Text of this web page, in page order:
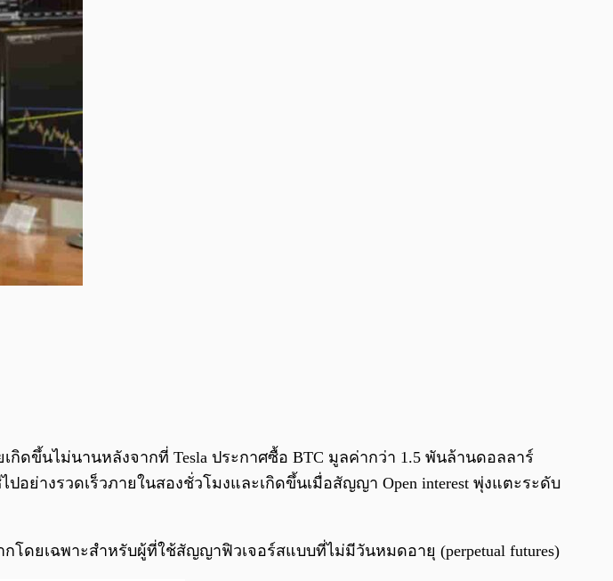
0:00
ดขึ้นไม่นานหลังจากที่ Tesla ประกาศซื้อ BTC มูลค่ากว่า 1.5 พันล้านดอลลาร์
ย่างรวดเร็วภายในสองชั่วโมงและเกิดขึ้นเมื่อสัญญา Open interest พุ่งแตะระดับ
โดยเฉพาะสำหรับผู้ที่ใช้สัญญาฟิวเจอร์สแบบที่ไม่มีวันหมดอายุ (perpetual futures)